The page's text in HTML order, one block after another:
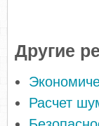
Другие
Расчет